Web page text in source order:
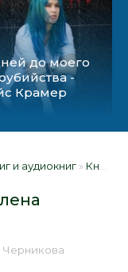
до моего
-
Крамер
и аудиокниг » Книги